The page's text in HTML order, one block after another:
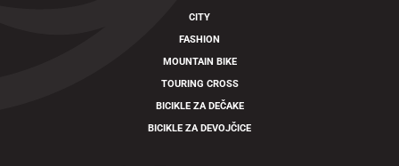
CITY
FASHION
MOUNTAIN BIKE
TOURING CROSS
BICIKLE ZA DEČAKE
BICIKLE ZA DEVOJČICE